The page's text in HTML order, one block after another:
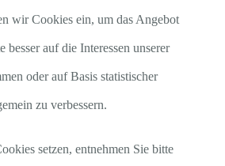
wir Cookies ein, um das Angebot
besser auf die Interessen unserer
oder auf Basis statistischer
zu verbessern.
setzen, entnehmen Sie bitte